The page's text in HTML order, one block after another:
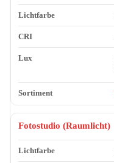
Fotostudio (Raumlicht)